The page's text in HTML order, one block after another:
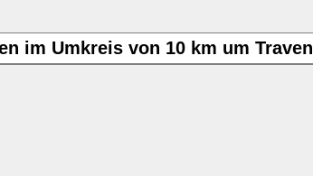
im Umkreis von 10 km um